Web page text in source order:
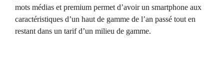
mots médias et premium permet d’avoir un smartphone aux
caractéristiques d’un haut de gamme de l’an passé tout en
restant dans un tarif d’un milieu de gamme.